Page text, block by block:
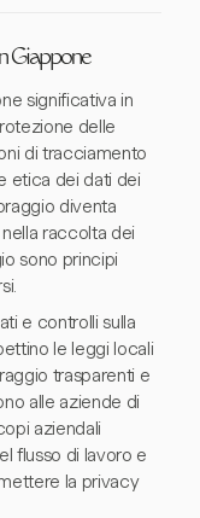
Giappone
significativa in
delle
di tracciamento
etica dei dati dei
diventa
raccolta dei
sono principi
e controlli sulla
le leggi locali
trasparenti e
alle aziende di
aziendali
flusso di lavoro e
la privacy